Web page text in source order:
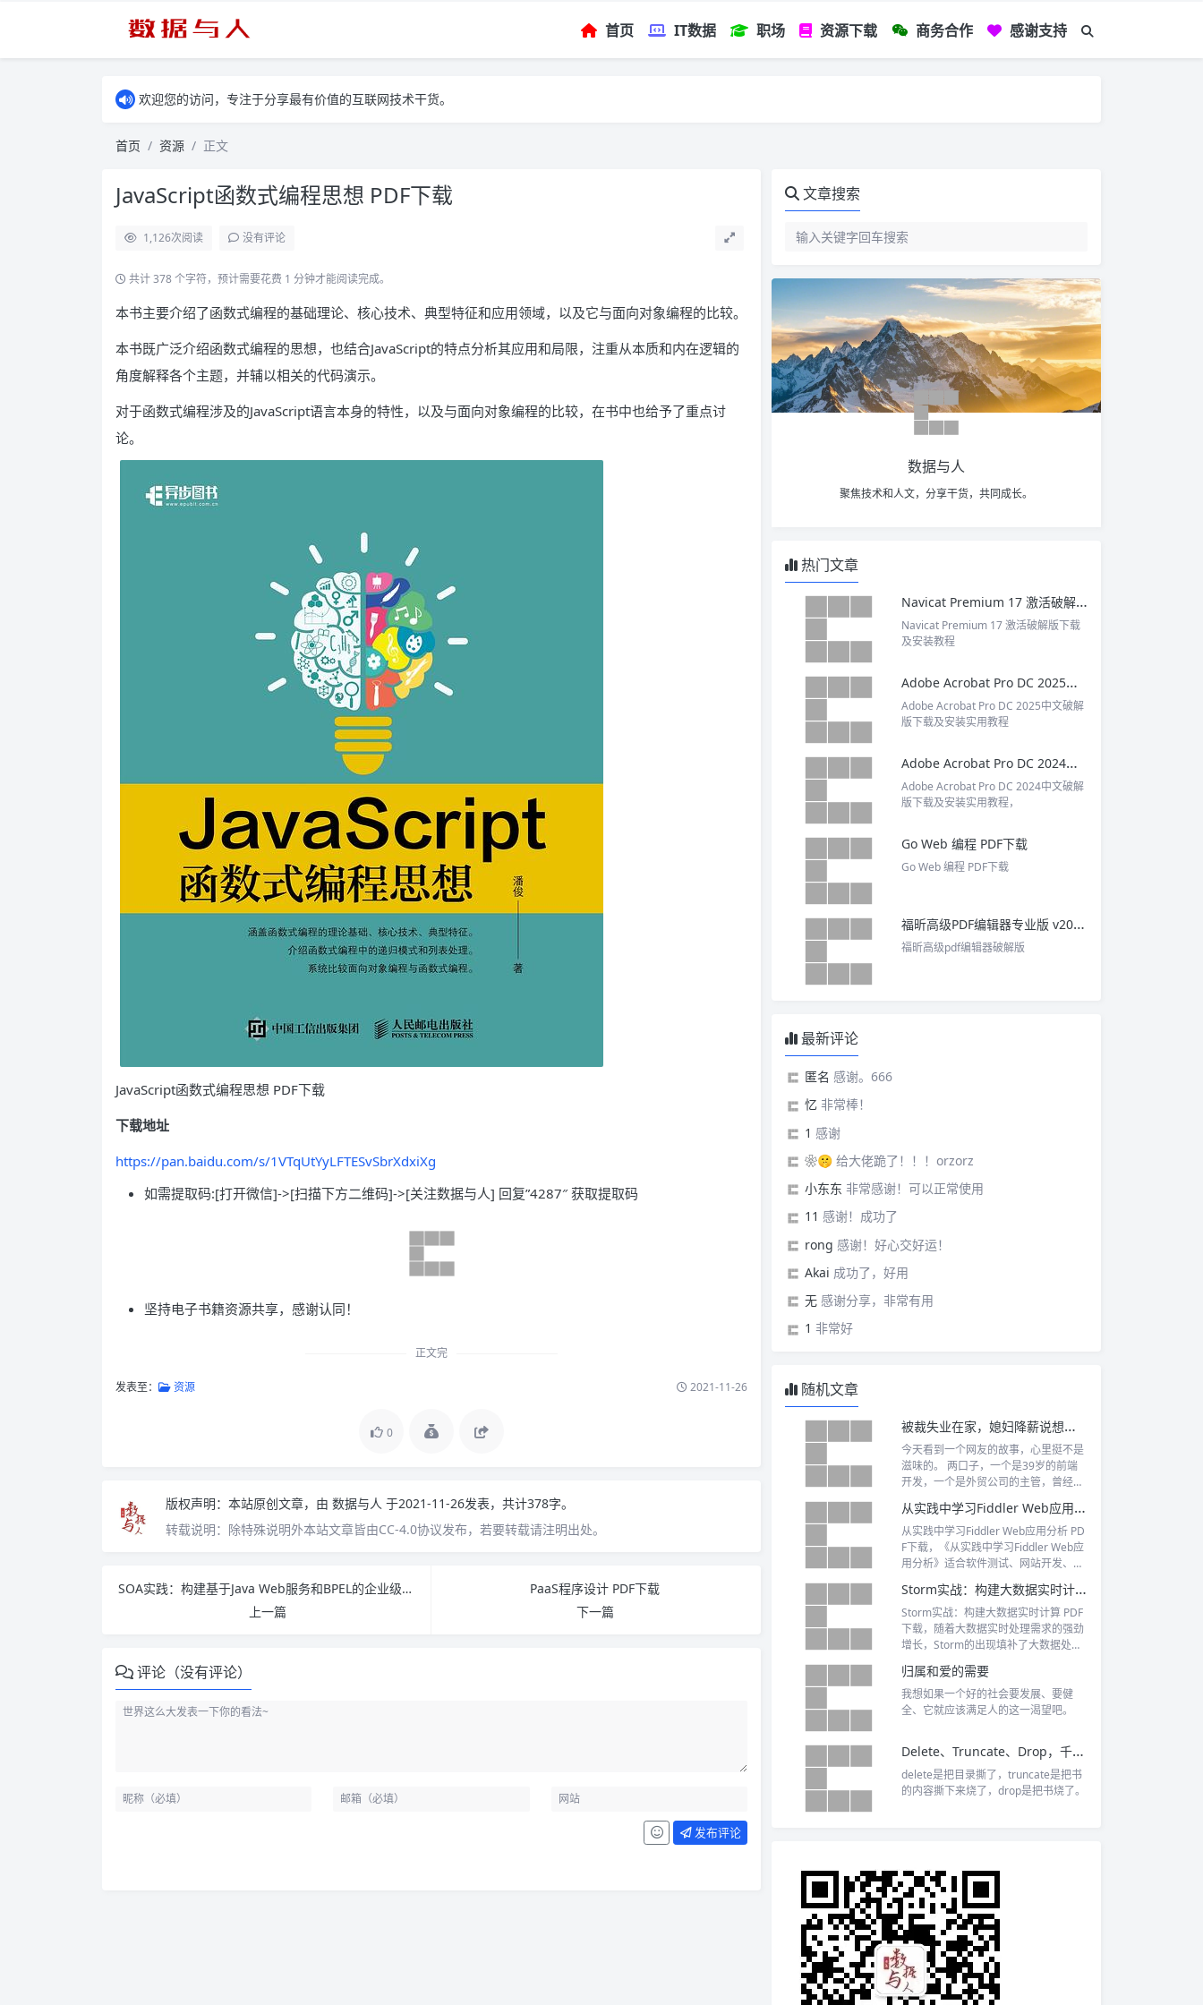
首页 IT数据 职场 资源下载 商务合作 感谢支持
欢迎您的访问，专注于分享最有价值的互联网技术干货。
首页 资源 正文
JavaScript函数式编程思想 PDF下载
1,126次阅读 没有评论
共计 378 个字符，预计需要花费 1 分钟才能阅读完成。
本书主要介绍了函数式编程的基础理论、核心技术、典型特征和应用领域，以及它与面向对象编程的比较。
本书既广泛介绍函数式编程的思想，也结合JavaScript的特点分析其应用和局限，注重从本质和内在逻辑的
角度解释各个主题，并辅以相关的代码演示。
对于函数式编程涉及的JavaScript语言本身的特性，以及与面向对象编程的比较，在书中也给予了重点讨
论。
JavaScript函数式编程思想 PDF下载
下载地址
https://pan.baidu.com/s/1VTqUtYyLFTESvSbrXdxiXg
如需提取码:[打开微信]->[扫描下方二维码]->[关注数据与人] 回复”4287″ 获取提取码
坚持电子书籍资源共享，感谢认同！
正文完
发表至： 资源 2021-11-26
0
版权声明： 本站原创文章，由 数据与人 于2021-11-26发表，共计378字。
转载说明： 除特殊说明外本站文章皆由CC-4.0协议发布，若要转载请注明出处。
SOA实践：构建基于Java Web服务和BPEL的企业级应用 PDF下载
上一篇
PaaS程序设计 PDF下载
下一篇
评论（没有评论）
发布评论
文章搜索
数据与人
聚焦技术和人文，分享干货，共同成长。
热门文章
Navicat Premium 17 激活破解版下载及安装教程
Navicat Premium 17 激活破解版下载
及安装教程
Adobe Acrobat Pro DC 2025中文破解版下载及安装实用教程
Adobe Acrobat Pro DC 2025中文破解
版下载及安装实用教程
Adobe Acrobat Pro DC 2024中文破解版下载及安装实用教程
Adobe Acrobat Pro DC 2024中文破解
版下载及安装实用教程，
Go Web 编程 PDF下载
Go Web 编程 PDF下载
福昕高级PDF编辑器专业版 v2025 中文激活版
福昕高级pdf编辑器破解版
最新评论
匿名 感谢。666
忆 非常棒！
1 感谢
❀🤫 给大佬跪了！！！orzorz
小东东 非常感谢！可以正常使用
11 感谢！成功了
rong 感谢！好心交好运！
Akai 成功了，好用
无 感谢分享，非常有用
1 非常好
随机文章
被裁失业在家，媳妇降薪说想离职，然后我下意识看了一眼房贷，回了句好。
今天看到一个网友的故事，心里挺不是
滋味的。 两口子，一个是39岁的前端
开发，一个是外贸公司的主管，曾经也
从实践中学习Fiddler Web应用分析 PDF下载
从实践中学习Fiddler Web应用分析 PD
F下载，《从实践中学习Fiddler Web应
用分析》适合软件测试、网站开发、渗
域的人员阅读
Storm实战：构建大数据实时计算 PDF下载
Storm实战：构建大数据实时计算 PDF
下载，随着大数据实时处理需求的强劲
增长，Storm的出现填补了大数据处理
所采用。阿里巴巴集团数据平台事业部
商家数据业务部正是最早使用Storm的
技术团队之一。
归属和爱的需要
我想如果一个好的社会要发展、要健
全、它就应该满足人的这一渴望吧。
Delete、Truncate、Drop，千万别用错了。
delete是把目录撕了，truncate是把书
的内容撕下来烧了，drop是把书烧了。